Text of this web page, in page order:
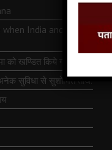
India and
को खण्डित किये गये
सुविधा से सुशोभित तीर्थ.